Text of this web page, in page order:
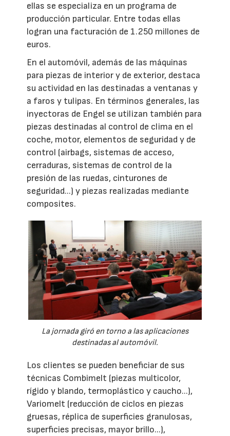
ellas se especializa en un programa de
producción particular. Entre todas ellas
logran una facturación de 1.250 millones de
euros.
En el automóvil, además de las máquinas
para piezas de interior y de exterior, destaca
su actividad en las destinadas a ventanas y
a faros y tulipas. En términos generales, las
inyectoras de Engel se utilizan también para
piezas destinadas al control de clima en el
coche, motor, elementos de seguridad y de
control (airbags, sistemas de acceso,
cerraduras, sistemas de control de la
presión de las ruedas, cinturones de
seguridad...) y piezas realizadas mediante
composites.
La jornada giró en torno a las aplicaciones
destinadas al automóvil.
Los clientes se pueden beneficiar de sus
técnicas Combimelt (piezas multicolor,
rígido y blando, termoplástico y caucho...),
Variomelt (reducción de ciclos en piezas
gruesas, réplica de superficies granulosas,
superficies precisas, mayor brillo...),